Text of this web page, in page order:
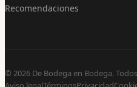
Recomendaciones
© 2026 De Bodega en Bodega.